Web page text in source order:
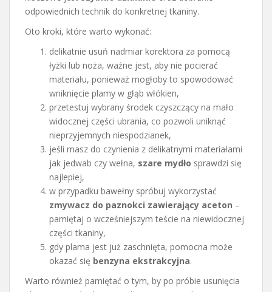
odpowiednich technik do konkretnej tkaniny.
Oto kroki, które warto wykonać:
delikatnie usuń nadmiar korektora za pomocą
łyżki lub noża, ważne jest, aby nie pocierać
materiału, ponieważ mogłoby to spowodować
wniknięcie plamy w głąb włókien,
przetestuj wybrany środek czyszczący na mało
widocznej części ubrania, co pozwoli uniknąć
nieprzyjemnych niespodzianek,
jeśli masz do czynienia z delikatnymi materiałami
jak jedwab czy wełna, szare mydło sprawdzi się
najlepiej,
w przypadku bawełny spróbuj wykorzystać
zmywacz do paznokci zawierający aceton –
pamiętaj o wcześniejszym teście na niewidocznej
części tkaniny,
gdy plama jest już zaschnięta, pomocna może
okazać się benzyna ekstrakcyjna.
Warto również pamiętać o tym, by po próbie usunięcia